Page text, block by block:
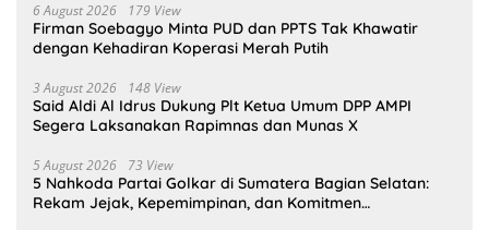
6 August 2026 179 View
Firman Soebagyo Minta PUD dan PPTS Tak Khawatir
dengan Kehadiran Koperasi Merah Putih
3 August 2026 148 View
Said Aldi Al Idrus Dukung Plt Ketua Umum DPP AMPI
Segera Laksanakan Rapimnas dan Munas X
5 August 2026 73 View
5 Nahkoda Partai Golkar di Sumatera Bagian Selatan:
Rekam Jejak, Kepemimpinan, dan Komitmen